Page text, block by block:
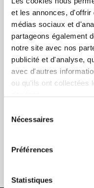
et les annonces,
médias sociaux et
partageons également
notre site avec nos
publicité et d'analyse,
avec d'autres
ou qu'ils ont collectées
Nécessaires
Préférences
Statistiques
+ de 10
dans